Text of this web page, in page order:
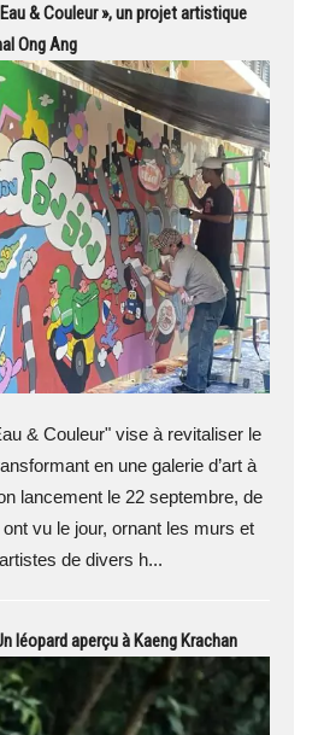
Eau & Couleur », un projet artistique
Ong Ang
& Couleur" vise à revitaliser le
en une galerie d’art à
lancement le 22 septembre, de
vu le jour, ornant les murs et
de divers h...
léopard aperçu à Kaeng Krachan